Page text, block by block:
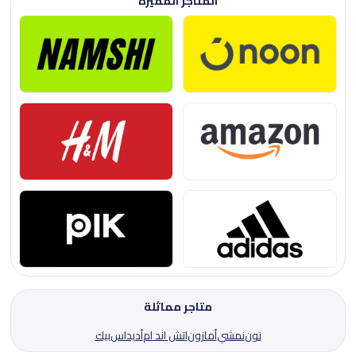
متاجر مماثلة
نوننمشيأمازوناتش اند امأديداسبيك